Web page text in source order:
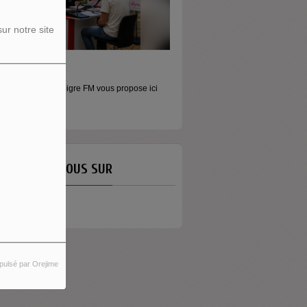
notre site
par Orejime
Aligre FM vous propose ici
Raconter l’argent autrement Money est
NOUS SUR